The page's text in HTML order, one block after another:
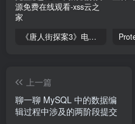
《唐人街探案3》电影完整版_HDTC高清视频资源免费在线观看
上一篇
聊一聊 MySQL 中的数据编
辑过程中涉及的两阶段提交